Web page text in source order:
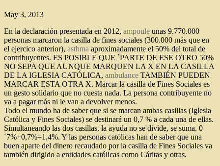
May 3, 2013
En la declaración presentada en 2012, ampoule unas 9.770.000
personas marcaron la casilla de fines sociales (300.000 más que en
el ejercico anterior), asthma aproximadamente el 50% del total de
contribuyentes. ES POSIBLE QUE `PARTE DE ESE OTRO 50%
NO SEPA QUE AUNQUE MARQUEN LA X EN LA CASILLA
DE LA IGLESIA CATÓLICA, ambulance TAMBIÉN PUEDEN
MARCAR ESTA OTRA X. Marcar la casilla de Fines Sociales es
un gesto solidario que no cuesta nada. La persona contribuyente no
va a pagar más ni le van a devolver menos.
Todo el mundo ha de saber que si se marcan ambas casillas (Iglesia
Católica y Fines Sociales) se destinará un 0,7 % a cada una de ellas.
Simultaneando las dos casillas, la ayuda no se divide, se suma. 0
´7%+0,7%=1,4%. Y las personas católicas han de saber que una
buen aparte del dinero recaudado por la casilla de Fines Sociales va
también dirigido a entidades católicas como Cáritas y otras.